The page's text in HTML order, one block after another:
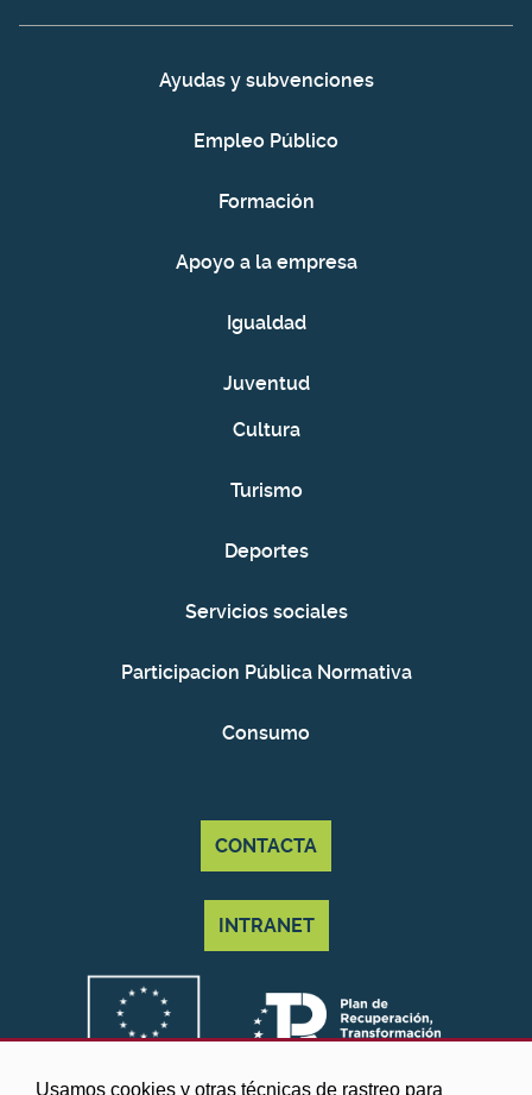
Usamos cookies y otras técnicas de rastreo para
Ayudas y subvenciones
Empleo Público
Formación
Apoyo a la empresa
Igualdad
Juventud
Cultura
Turismo
Deportes
Servicios sociales
Participacion Pública Normativa
Consumo
CONTACTA
INTRANET